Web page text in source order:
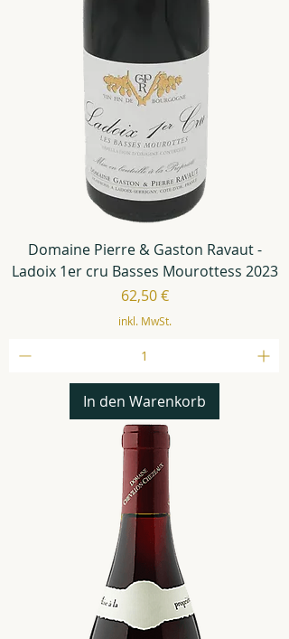
Domaine Pierre & Gaston Ravaut -
Ladoix 1er cru Basses Mourottess 2023
Preis
62,50 €
inkl. MwSt.
In den Warenkorb